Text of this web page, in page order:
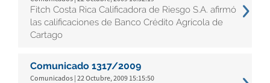
Fitch Costa Rica Calificadora de Riesgo S.A. afirmó
las calificaciones de Banco Crédito Agrícola de
Cartago
Comunicado 1317/2009
Comunicados | 22 Octubre, 2009 15:15:50